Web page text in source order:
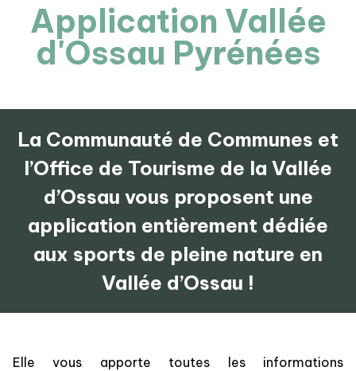
Application Vallée
d'Ossau Pyrénées
La Communauté de Communes et
l’Office de Tourisme de la Vallée
d’Ossau vous proposent une
application entièrement dédiée
aux sports de pleine nature en
Vallée d’Ossau !
Elle vous apporte toutes les informations